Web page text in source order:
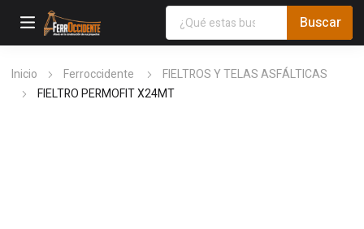
Inicio Ferroccidente
FIELTROS Y TELAS ASFÁLTICAS
FIELTRO PERMOFIT X24MT